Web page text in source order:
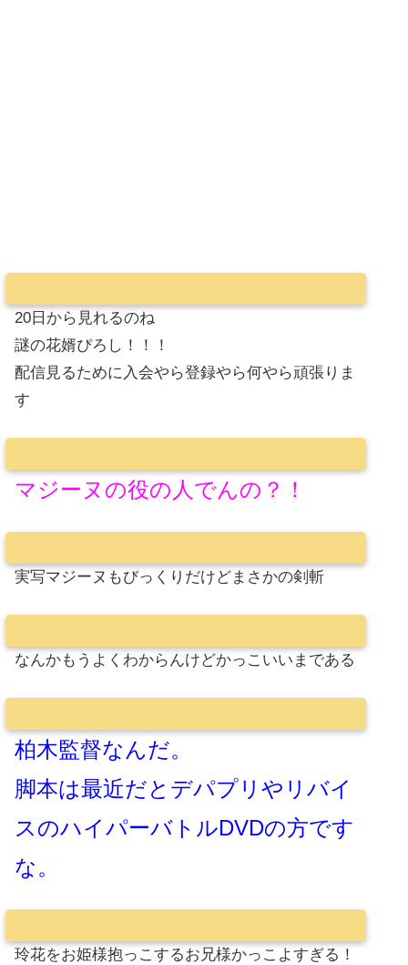
20日から見れるのね
謎の花婿ぴろし！！！
配信見るために入会やら登録やら何やら頑張りま
す
マジーヌの役の人でんの？！
実写マジーヌもびっくりだけどまさかの剣斬
なんかもうよくわからんけどかっこいいまである
柏木監督なんだ。
脚本は最近だとデパプリやリバイ
スのハイパーバトルDVDの方です
な。
玲花をお姫様抱っこするお兄様かっこよすぎる！